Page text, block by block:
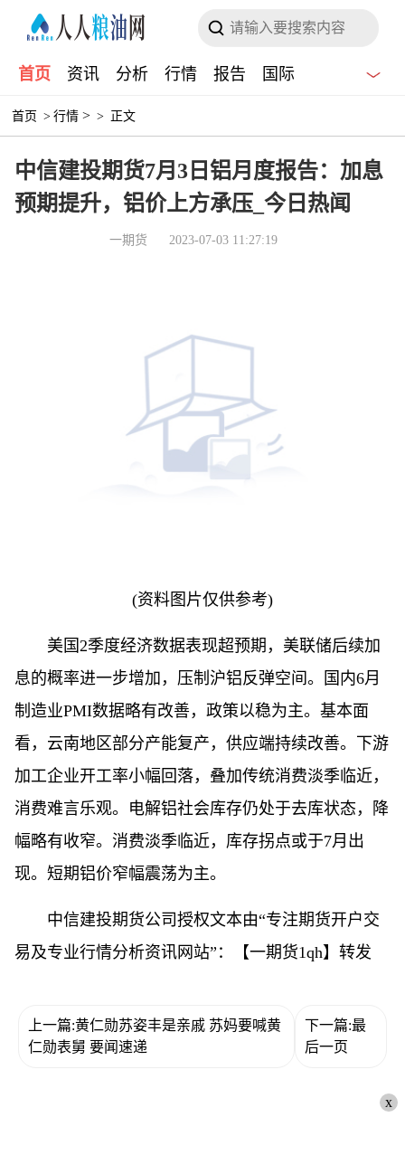
首页 资讯 分析 行情 报告 国际
首页 > 行情 > > 正文
中信建投期货7月3日铝月度报告：加息
预期提升，铝价上方承压_今日热闻
一期货 2023-07-03 11:27:19
(资料图片仅供参考)
美国2季度经济数据表现超预期，美联储后续加
息的概率进一步增加，压制沪铝反弹空间。国内6月
制造业PMI数据略有改善，政策以稳为主。基本面
看，云南地区部分产能复产，供应端持续改善。下游
加工企业开工率小幅回落，叠加传统消费淡季临近，
消费难言乐观。电解铝社会库存仍处于去库状态，降
幅略有收窄。消费淡季临近，库存拐点或于7月出
现。短期铝价窄幅震荡为主。
中信建投期货公司授权文本由“专注期货开户交
易及专业行情分析资讯网站”：【一期货1qh】转发
上一篇:黄仁勋苏姿丰是亲戚 苏妈要喊黄
仁勋表舅 要闻速递
下一篇:最
后一页
x